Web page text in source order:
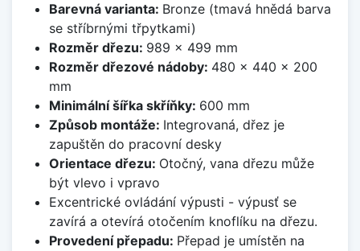
Barevná varianta: Bronze (tmavá hnědá barva
se stříbrnými třpytkami)
Rozměr dřezu: 989 x 499 mm
Rozměr dřezové nádoby: 480 x 440 x 200
mm
Minimální šířka skříňky: 600 mm
Způsob montáže: Integrovaná, dřez je
zapuštěn do pracovní desky
Orientace dřezu: Otočný, vana dřezu může
být vlevo i vpravo
Excentrické ovládání výpusti - výpusť se
zavírá a otevírá otočením knoflíku na dřezu.
Provedení přepadu: Přepad je umístěn na